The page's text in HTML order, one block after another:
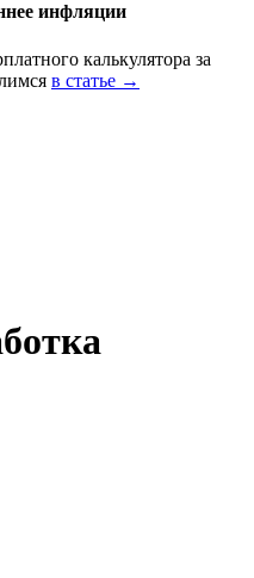
инфляции
калькулятора за
в статье →